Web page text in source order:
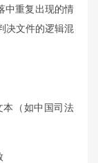
中重复出现的情
决文件的逻辑混
本（如中国司法